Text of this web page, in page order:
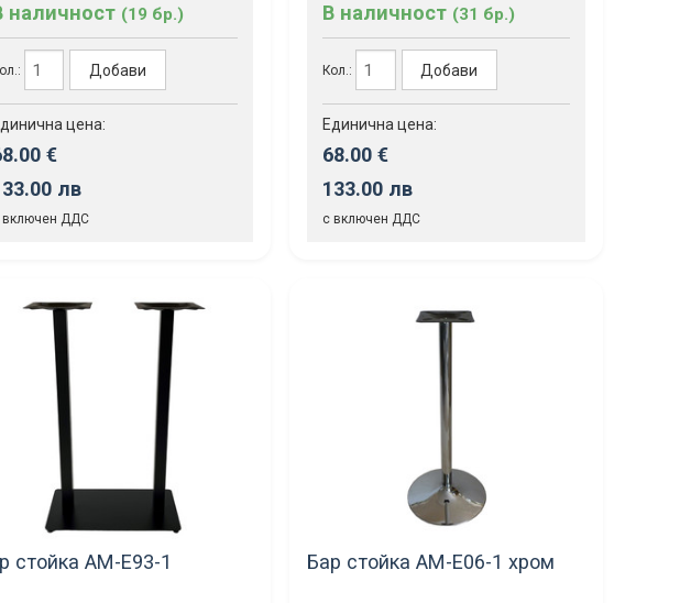
наличност (19 бр.)
Добави
цена:
€
лв
включен ДДС
В наличност (31 бр.)
Кол.: Добави
Единична цена:
68.00 €
133.00 лв
с включен ДДС
стойка AM-Е93-1 Бар стойка АМ-Е06-1 хром